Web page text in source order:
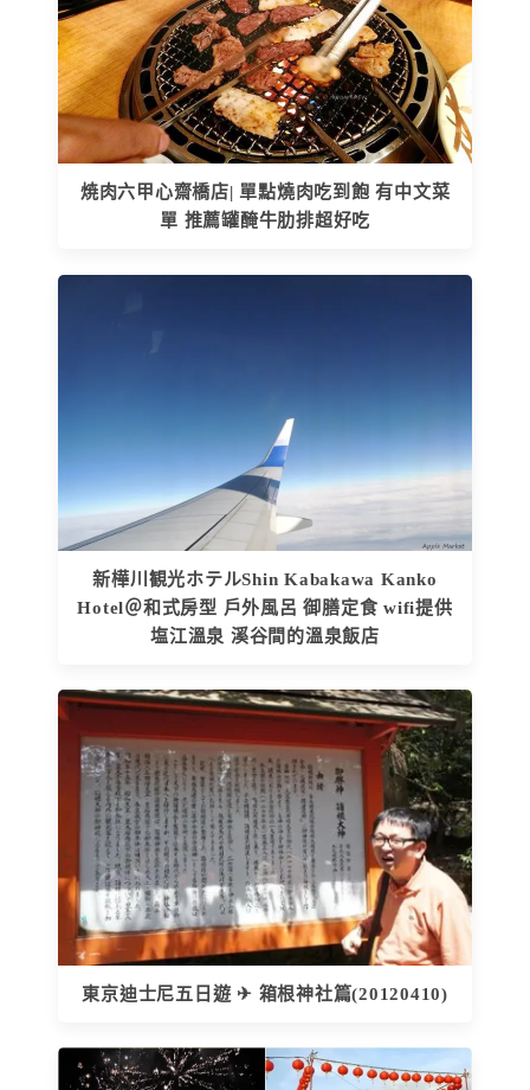
焼肉六甲心齋橋店| 單點燒肉吃到飽 有中文菜
單 推薦罐醃牛肋排超好吃
新樺川観光ホテルShin Kabakawa Kanko
Hotel＠和式房型 戶外風呂 御膳定食 wifi提供
塩江溫泉 溪谷間的溫泉飯店
東京迪士尼五日遊 ✈ 箱根神社篇(20120410)